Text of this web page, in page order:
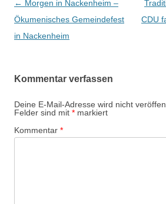
Beitrags-
Navigation
← Morgen in Nackenheim –
Ökumenisches Gemeindefest
in Nackenheim
CDU
Kommentar verfassen
Deine E-Mail-Adresse wird nicht
Felder sind mit * markiert
Kommentar *